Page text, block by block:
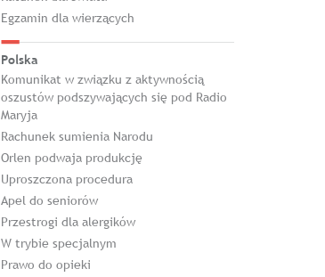
Egzamin dla wierzących
Polska
Komunikat w związku z aktywnością
oszustów podszywających się pod Radio
Maryja
Rachunek sumienia Narodu
Orlen podwaja produkcję
Uproszczona procedura
Apel do seniorów
Przestrogi dla alergików
W trybie specjalnym
Prawo do opieki